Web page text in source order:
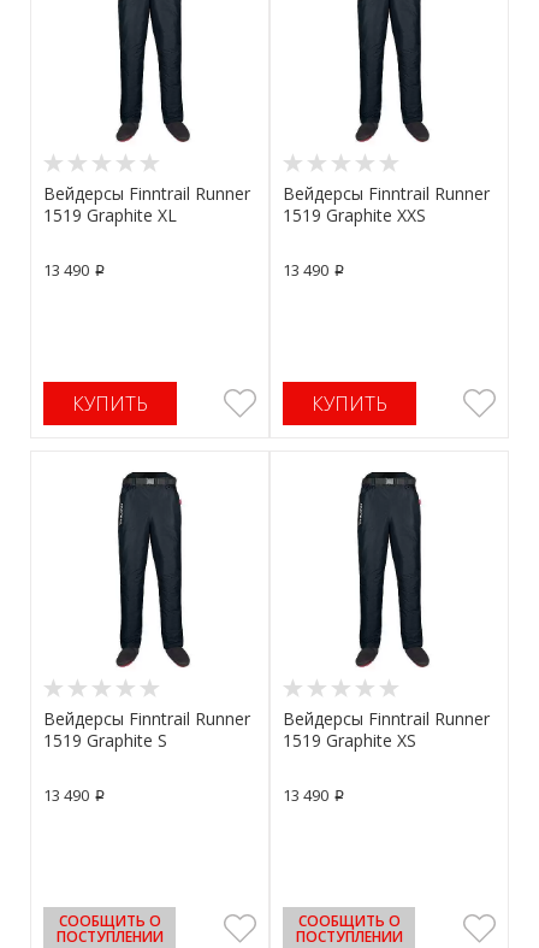
Вейдерсы Finntrail Runner
1519 Graphite XL
13 490 p
КУПИТЬ
Вейдерсы Finntrail Runner
1519 Graphite XXS
13 490 p
КУПИТЬ
Вейдерсы Finntrail Runner
1519 Graphite S
13 490 p
СООБЩИТЬ О
ПОСТУПЛЕНИИ
Вейдерсы Finntrail Runner
1519 Graphite XS
13 490 p
СООБЩИТЬ О
ПОСТУПЛЕНИИ